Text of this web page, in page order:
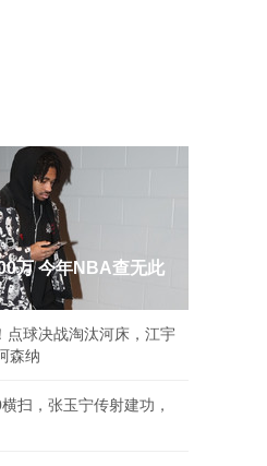
万 今年NBA查无此
点球决战淘汰河床，江宇
森纳
扫，张玉宁传射建功，